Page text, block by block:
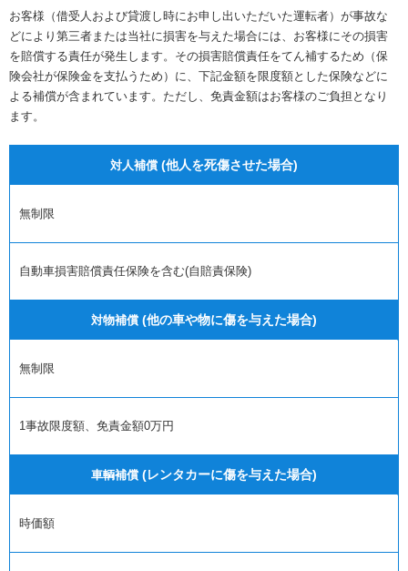
お客様（借受人および貸渡し時にお申し出いただいた運転者）が事故な
どにより第三者または当社に損害を与えた場合には、お客様にその損害
を賠償する責任が発生します。その損害賠償責任をてん補するため（保
険会社が保険金を支払うため）に、下記金額を限度額とした保険などに
よる補償が含まれています。ただし、免責金額はお客様のご負担となり
ます。
対人補償 (他人を死傷させた場合)
無制限
自動車損害賠償責任保険を含む(自賠責保険)
対物補償 (他の車や物に傷を与えた場合)
無制限
1事故限度額、免責金額0万円
車輌補償 (レンタカーに傷を与えた場合)
時価額